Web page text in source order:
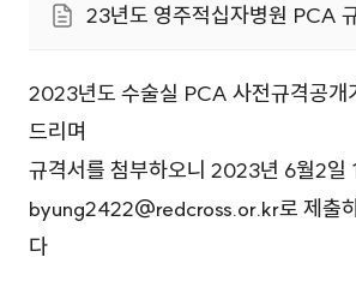
23년도 영주적십자병원 PCA
2023년도 수술실 PCA 사전규격공개
드리며
규격서를 첨부하오니 2023년 6월2일
byung2422@redcross.or.kr로 제출
다